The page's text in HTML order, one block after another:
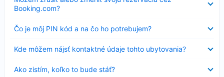
Booking.com?
sa
Čo je môj PIN kód a na čo ho potrebujem?
Nezobrazuje
sa
Kde môžem nájsť kontaktné údaje tohto ubytovania?
sa
Ako zistím, koľko to bude stáť?
sa